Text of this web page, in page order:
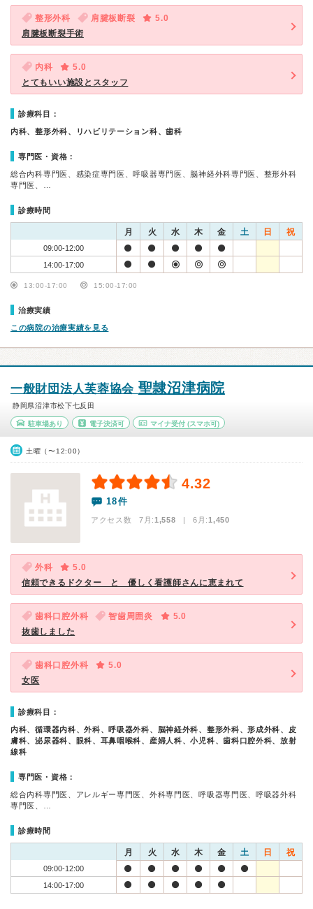
整形外科 肩腱板断裂
5.0
肩腱板断裂手術
内科
5.0
とてもいい施設とスタッフ
診療科目：
内科、整形外科、リハビリテーション科、歯科
専門医・資格：
総合内科専門医、感染症専門医、呼吸器専門医、脳神経外科専門医、整形外科
専門医、…
診療時間
月 火 水 木 金 土 日 祝
09:00-12:00
14:00-17:00
13:00-17:00 15:00-17:00
治療実績
この病院の治療実績を見る
一般財団法人芙蓉協会 聖隷沼津病院
静岡県沼津市松下七反田
駐車場あり 電子決済可 マイナ受付 (スマホ可)
土曜（〜12:00）
4.32
18件
アクセス数 7月:1,558 | 6月:1,450
外科
5.0
信頼できるドクター と 優しく看護師さんに恵まれて
歯科口腔外科 智歯周囲炎
5.0
抜歯しました
歯科口腔外科
5.0
女医
診療科目：
内科、循環器内科、外科、呼吸器外科、脳神経外科、整形外科、形成外科、皮
膚科、泌尿器科、眼科、耳鼻咽喉科、産婦人科、小児科、歯科口腔外科、放射
線科
専門医・資格：
総合内科専門医、アレルギー専門医、外科専門医、呼吸器専門医、呼吸器外科
専門医、…
診療時間
月 火 水 木 金 土 日 祝
09:00-12:00
14:00-17:00